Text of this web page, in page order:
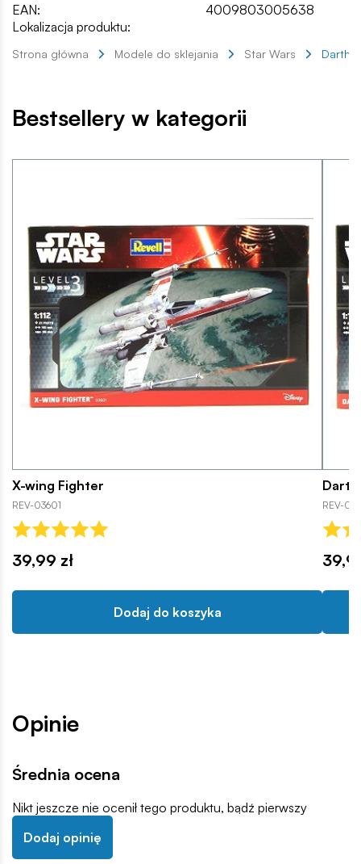
EAN:
4009803005638
Lokalizacja produktu:
Strona główna Modele do sklejania Star Wars Darth
Bestsellery w kategorii
X-wing Fighter
REV-03601
39,99 zł
Dodaj do koszyka
Darth
REV-
Opinie
Średnia ocena
Nikt jeszcze nie ocenił tego produktu, bądź pierwszy
Dodaj opinię